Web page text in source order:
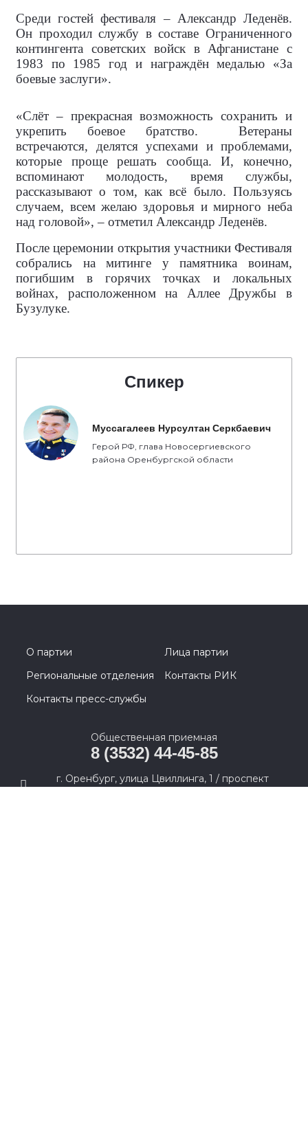
Среди гостей фестиваля – Александр Леденёв.
Он проходил службу в составе Ограниченного
контингента советских войск в Афганистане с
1983 по 1985 год и награждён медалью «За
боевые заслуги».
«Слёт – прекрасная возможность сохранить и
укрепить боевое братство. Ветераны
встречаются, делятся успехами и проблемами,
которые проще решать сообща. И, конечно,
вспоминают молодость, время службы,
рассказывают о том, как всё было. Пользуясь
случаем, всем желаю здоровья и мирного неба
над головой», – отметил Александр Леденёв.
После церемонии открытия участники Фестиваля
собрались на митинге у памятника воинам,
погибшим в горячих точках и локальных
войнах, расположенном на Аллее Дружбы в
Бузулуке.
Спикер
Муссагалеев Нурсултан Серкбаевич
Герой РФ, глава Новосергиевского
района Оренбургской области
О партии
Лица партии
Региональные отделения
Контакты РИК
Контакты пресс-службы
Общественная приемная
8 (3532) 44-45-85
г. Оренбург, улица Цвиллинга, 1 / проспект
Парковый, 2